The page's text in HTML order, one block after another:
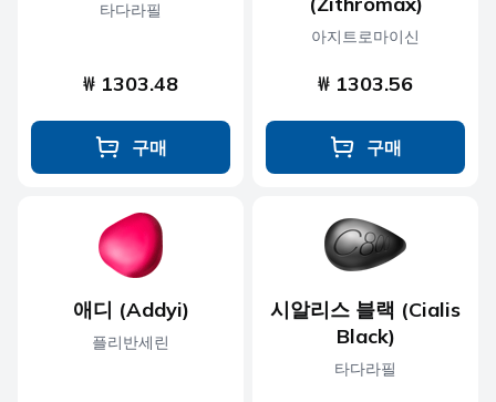
타다라필
₩ 1303.48
구매
아지트로마이신
₩ 1303.56
구매
애디 (Addyi)
플리반세린
시알리스 블랙 (Cialis
Black)
타다라필